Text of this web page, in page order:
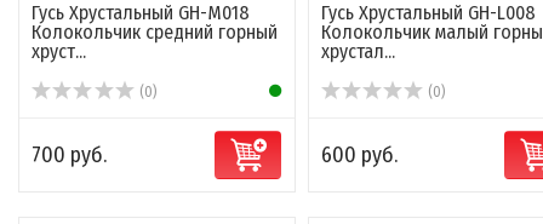
Гусь Хрустальный GH-M018
Колокольчик средний горный
хруст...
(0)
700 руб.
Гусь Хрустальный GH-L008
Колокольчик малый
хрустал...
(0)
600 руб.